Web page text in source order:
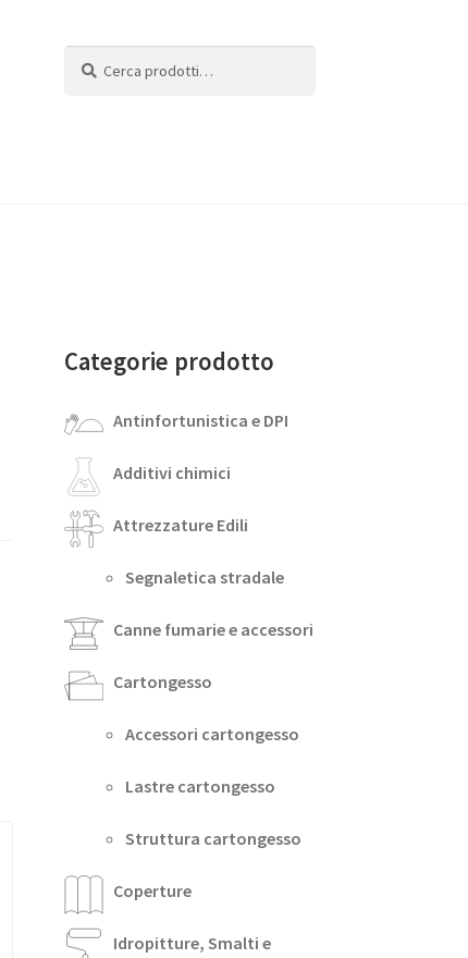
Categorie prodotto
Antinfortunistica e DPI
Additivi chimici
Attrezzature Edili
Segnaletica stradale
Canne fumarie e accessori
Cartongesso
Accessori cartongesso
Lastre cartongesso
Struttura cartongesso
Coperture
Idropitture, Smalti e